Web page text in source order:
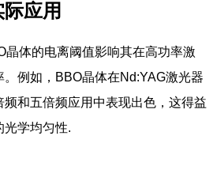
应用
晶体的电离阈值影响其在高功率激
例如，BBO晶体在Nd:YAG激光器
和五倍频应用中表现出色，这得益
光学均匀性.